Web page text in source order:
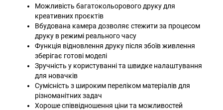
Можливість багатокольорового друку для
креативних проєктів
Вбудована камера дозволяє стежити за процесом
друку в режимі реального часу
Функція відновлення друку після збоїв живлення
зберігає готові моделі
Зручність у користуванні та швидке налаштування
для новачків
Сумісність з широким переліком матеріалів для
різноманітних задач
Хороше співвідношення ціни та можливостей